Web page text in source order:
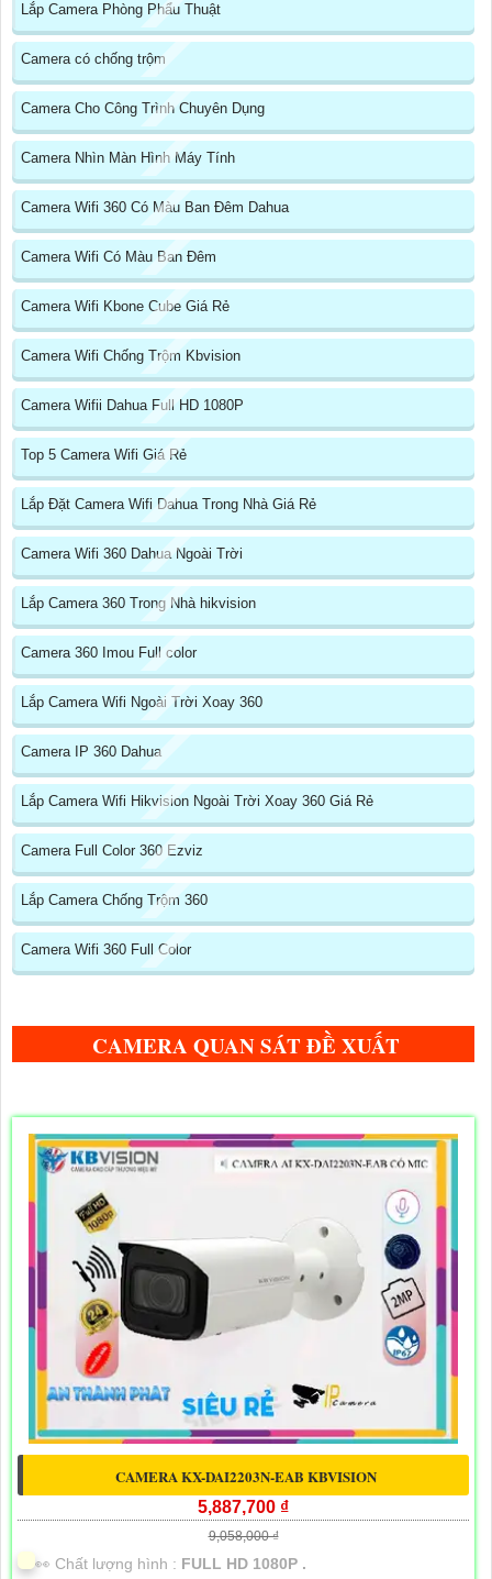
Lắp Camera Phòng Phẩu Thuật
Camera có chống trộm
Camera Cho Công Trình Chuyên Dụng
Camera Nhìn Màn Hình Máy Tính
Camera Wifi 360 Có Màu Ban Đêm Dahua
Camera Wifi Có Màu Ban Đêm
Camera Wifi Kbone Cube Giá Rẻ
Camera Wifi Chống Trộm Kbvision
Camera Wifii Dahua Full HD 1080P
Top 5 Camera Wifi Giá Rẻ
Lắp Đặt Camera Wifi Dahua Trong Nhà Giá Rẻ
Camera Wifi 360 Dahua Ngoài Trời
Lắp Camera 360 Trong Nhà hikvision
Camera 360 Imou Full color
Lắp Camera Wifi Ngoài Trời Xoay 360
Camera IP 360 Dahua
Lắp Camera Wifi Hikvision Ngoài Trời Xoay 360 Giá Rẻ
Camera Full Color 360 Ezviz
Lắp Camera Chống Trộm 360
Camera Wifi 360 Full Color
CAMERA QUAN SÁT ĐỀ XUẤT
CAMERA KX-DAI2203N-EAB KBVISION
5,887,700 ₫
9,058,000 ₫
️👀 Chất lượng hình : FULL HD 1080P .